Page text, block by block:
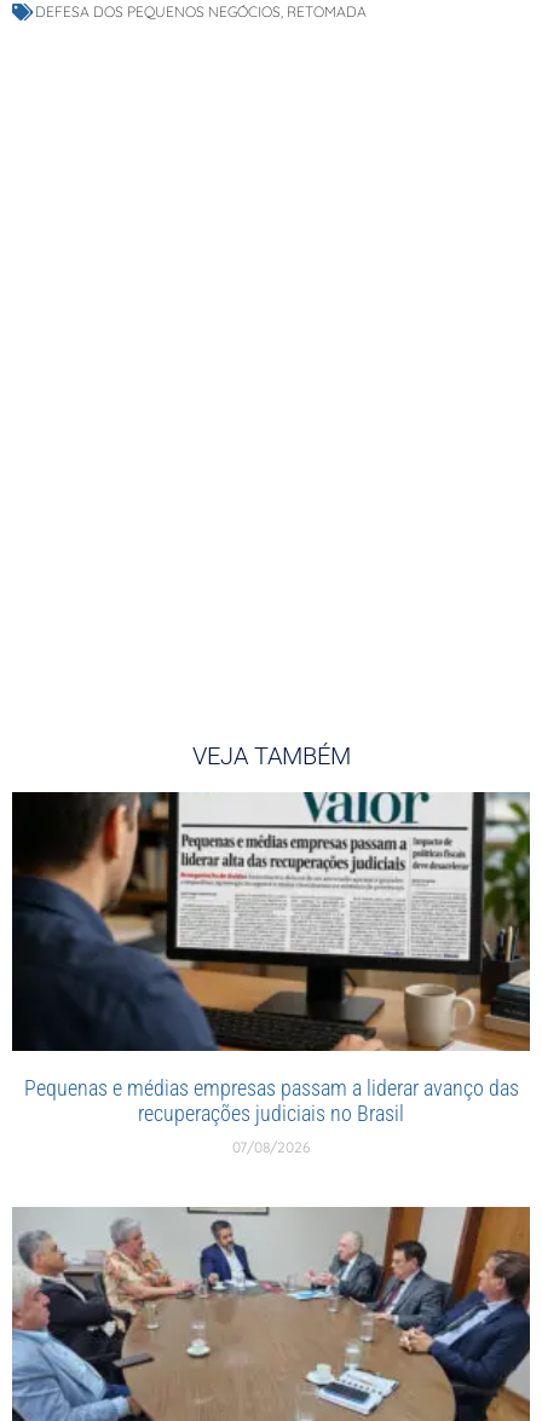
DEFESA DOS PEQUENOS NEGÓCIOS RETOMADA
VEJA TAMBÉM
Pequenas e médias empresas passam a liderar avanço das
recuperações judiciais no Brasil
07/08/2026